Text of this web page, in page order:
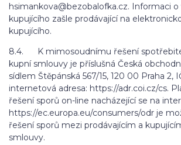
hsimankova@bezobalofka.cz. Informaci
kupujícího zašle prodávající na
kupujícího.
8.4. K mimosoudnímu řešení
kupní smlouvy je příslušná Česká
sídlem Štěpánská 567/15, 120 00 Praha 2,
internetová adresa: https://adr.coi.cz/cs.
řešení sporů on-line nacházející se na
https://ec.europa.eu/consumers/odr je
řešení sporů mezi prodávajícím a
smlouvy.